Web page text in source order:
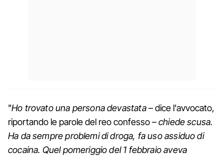
"Ho trovato una persona devastata– dice l'avvocato,
riportando le parole del reo confesso –chiede scusa.
Ha da sempre problemi di droga, fa uso assiduo di
cocaina. Quel pomeriggio del 1 febbraio aveva